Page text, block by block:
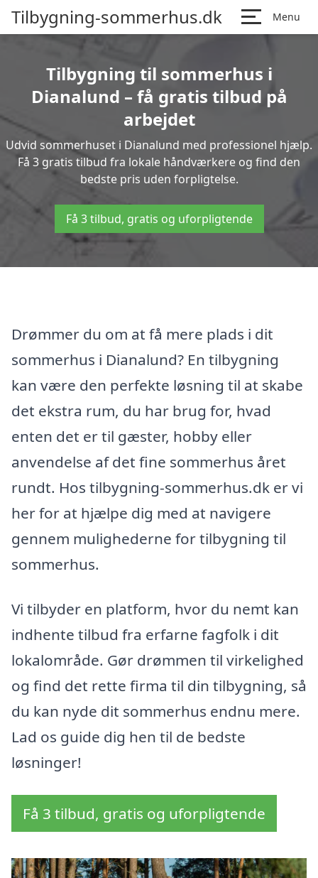
Tilbygning-sommerhus.dk Menu
Tilbygning til sommerhus i
Dianalund – få gratis tilbud på
arbejdet
Udvid sommerhuset i Dianalund med professionel hjælp.
Få 3 gratis tilbud fra lokale håndværkere og find den
bedste pris uden forpligtelse.
Få 3 tilbud, gratis og uforpligtende
Drømmer du om at få mere plads i dit
sommerhus i Dianalund? En tilbygning
kan være den perfekte løsning til at skabe
det ekstra rum, du har brug for, hvad
enten det er til gæster, hobby eller
anvendelse af det fine sommerhus året
rundt. Hos tilbygning-sommerhus.dk er vi
her for at hjælpe dig med at navigere
gennem mulighederne for tilbygning til
sommerhus.
Vi tilbyder en platform, hvor du nemt kan
indhente tilbud fra erfarne fagfolk i dit
lokalområde. Gør drømmen til virkelighed
og find det rette firma til din tilbygning, så
du kan nyde dit sommerhus endnu mere.
Lad os guide dig hen til de bedste
løsninger!
Få 3 tilbud, gratis og uforpligtende